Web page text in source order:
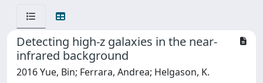
Detecting high-z galaxies in the near-
infrared background
2016 Yue, Bin; Ferrara, Andrea; Helgason, K.